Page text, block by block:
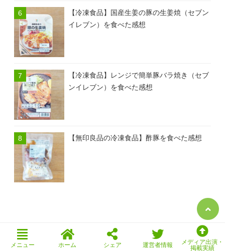
【冷凍食品】国産生姜の豚の生姜焼（セブン
イレブン）を食べた感想
【冷凍食品】レンジで簡単豚バラ焼き（セブ
ンイレブン）を食べた感想
【無印良品の冷凍食品】酢豚を食べた感想
メニュー ホーム シェア 運営者情報
メディア出演・
掲載実績